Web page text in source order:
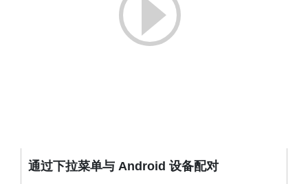
通过下拉菜单与 Android 设备配对